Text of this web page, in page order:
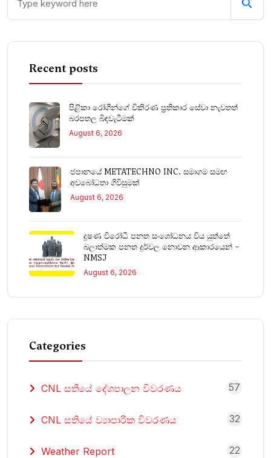
Recent posts
පිළිකා රෝගීන්ගේ විකිරණ ප්‍රතිකාර සේවා නැවතත්
බරපතල බිඳවැටීමක්
August 6, 2026
ජපානයේ METATECHNO INC. සමාගම සමඟ
අවබෝධතා ගිවිසුමක්
August 6, 2026
දූෂණ විරෝධී පනත සංශෝධනය විය යුත්තේ
බලාත්මක පනත දුර්වල නොවන ආකාරයෙන් –
NMSJ
August 6, 2026
Categories
CNL සතියේ දේශපාලන විවරණය 57
CNL සතියේ ව්‍යාපාරික විවරණය 32
Weather Report 22